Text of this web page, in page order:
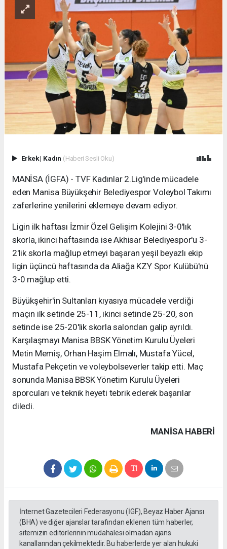
Erkek| Kadın (Haberi Sesli Oku)
MANİSA (İGFA) - TVF Kadınlar 2.Lig'inde mücadele
eden Manisa Büyükşehir Belediyespor Voleybol Takımı
zaferlerine yenilerini eklemeye devam ediyor.
Ligin ilk haftası İzmir Özel Gelişim Kolejini 3-0'lık
skorla, ikinci haftasında ise Akhisar Belediyespor'u 3-
2'lik skorla mağlup etmeyi başaran yeşil beyazlı ekip
ligin üçüncü haftasında da Aliağa KZY Spor Kulübü'nü
3-0 mağlup etti.
Büyükşehir'in Sultanları kıyasıya mücadele verdiği
maçın ilk setinde 25-11, ikinci setinde 25-20, son
setinde ise 25-20'lik skorla salondan galip ayrıldı.
Karşılaşmayı Manisa BBSK Yönetim Kurulu Üyeleri
Metin Memiş, Orhan Haşim Elmalı, Mustafa Yücel,
Mustafa Pekçetin ve voleybolseverler takip etti. Maç
sonunda Manisa BBSK Yönetim Kurulu Üyeleri
sporcuları ve teknik heyeti tebrik ederek başarılar
diledi.
MANISA HABERİ
İnternet Gazetecileri Federasyonu (İGF), Beyaz Haber Ajansı
(BHA) ve diğer ajanslar tarafından eklenen tüm haberler,
sitemizin editörlerinin müdahalesi olmadan ajans
kanallarından çekilmektedir. Bu haberlerde yer alan hukuki